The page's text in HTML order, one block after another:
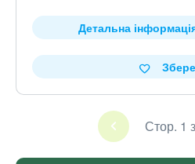
Детальна
Стор. 1